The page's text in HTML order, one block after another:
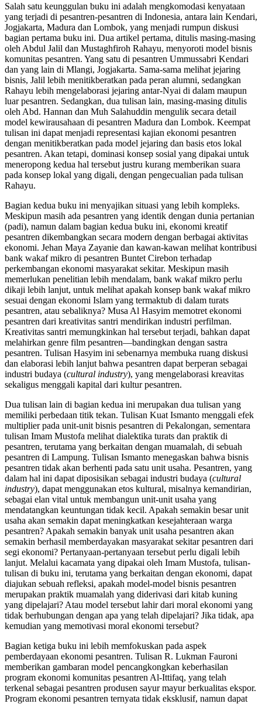
Salah satu keunggulan buku ini adalah mengkomodasi kenyataan
yang terjadi di pesantren-pesantren di Indonesia, antara lain Kendari,
Jogjakarta, Madura dan Lombok, yang menjadi rumpun diskusi
bagian pertama buku ini. Dua artikel pertama, ditulis masing-masing
oleh Abdul Jalil dan Mustaghfiroh Rahayu, menyoroti model bisnis
komunitas pesantren. Yang satu di pesantren Ummussabri Kendari
dan yang lain di Mlangi, Jogjakarta. Sama-sama melihat jejaring
bisnis, Jalil lebih menitikberatkan pada peran alumni, sedangkan
Rahayu lebih mengelaborasi jejaring antar-Nyai di dalam maupun
luar pesantren. Sedangkan, dua tulisan lain, masing-masing ditulis
oleh Abd. Hannan dan Muh Salahuddin mengulik secara detail
model kewirausahaan di pesantren Madura dan Lombok. Keempat
tulisan ini dapat menjadi representasi kajian ekonomi pesantren
dengan menitikberatkan pada model jejaring dan basis etos lokal
pesantren. Akan tetapi, dominasi konsep sosial yang dipakai untuk
meneropong kedua hal tersebut justru kurang memberikan suara
pada konsep lokal yang digali, dengan pengecualian pada tulisan
Rahayu.
Bagian kedua buku ini menyajikan situasi yang lebih kompleks.
Meskipun masih ada pesantren yang identik dengan dunia pertanian
(padi), namun dalam bagian kedua buku ini, ekonomi kreatif
pesantren dikembangkan secara modern dengan berbagai aktivitas
ekonomi. Jehan Maya Zayanie dan kawan-kawan melihat kontribusi
bank wakaf mikro di pesantren Buntet Cirebon terhadap
perkembangan ekonomi masyarakat sekitar. Meskipun masih
memerlukan penelitian lebih mendalam, bank wakaf mikro perlu
dikaji lebih lanjut, untuk melihat apakah konsep bank wakaf mikro
sesuai dengan ekonomi Islam yang termaktub di dalam turats
pesantren, atau sebaliknya? Musa Al Hasyim memotret ekonomi
pesantren dari kreativitas santri mendirikan industri perfilman.
Kreativitas santri memungkinkan hal tersebut terjadi, bahkan dapat
melahirkan genre film pesantren—bandingkan dengan sastra
pesantren. Tulisan Hasyim ini sebenarnya membuka ruang diskusi
dan elaborasi lebih lanjut bahwa pesantren dapat berperan sebagai
industri budaya (cultural industry), yang mengelaborasi kreavitas
sekaligus menggali kapital dari kultur pesantren.
Dua tulisan lain di bagian kedua ini merupakan dua tulisan yang
memiliki perbedaan titik tekan. Tulisan Kuat Ismanto menggali efek
multiplier pada unit-unit bisnis pesantren di Pekalongan, sementara
tulisan Imam Mustofa melihat dialektika turats dan praktik di
pesantren, terutama yang berkaitan dengan muamalah, di sebuah
pesantren di Lampung. Tulisan Ismanto menegaskan bahwa bisnis
pesantren tidak akan berhenti pada satu unit usaha. Pesantren, yang
dalam hal ini dapat diposisikan sebagai industri budaya (cultural
industry), dapat menggunakan etos kultural, misalnya kemandirian,
sebagai elan vital untuk membangun unit-unit usaha yang
mendatangkan keuntungan tidak kecil. Apakah semakin besar unit
usaha akan semakin dapat meningkatkan kesejahteraan warga
pesantren? Apakah semakin banyak unit usaha pesantren akan
semakin berhasil memberdayakan masyarakat sekitar pesantren dari
segi ekonomi? Pertanyaan-pertanyaan tersebut perlu digali lebih
lanjut. Melalui kacamata yang dipakai oleh Imam Mustofa, tulisan-
tulisan di buku ini, terutama yang berkaitan dengan ekonomi, dapat
diajukan sebuah refleksi, apakah model-model bisnis pesantren
merupakan praktik muamalah yang diderivasi dari kitab kuning
yang dipelajari? Atau model tersebut lahir dari moral ekonomi yang
tidak berhubungan dengan apa yang telah dipelajari? Jika tidak, apa
kemudian yang memotivasi moral ekonomi tersebut?
Bagian ketiga buku ini lebih memfokuskan pada aspek
pemberdayaan ekonomi pesantren. Tulisan R. Lukman Fauroni
memberikan gambaran model pencangkongkan keberhasilan
program ekonomi komunitas pesantren Al-Ittifaq, yang telah
terkenal sebagai pesantren produsen sayur mayur berkualitas ekspor.
Program ekonomi pesantren ternyata tidak eksklusif, namun dapat